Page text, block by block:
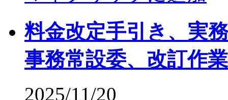
料金改定手引き、実
事務常設委、改訂作
2025/11/20